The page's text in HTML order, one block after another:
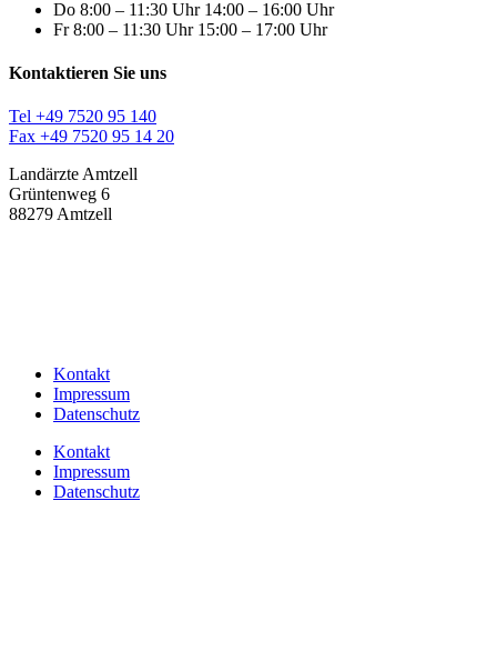
Do 8:00 – 11:30 Uhr 14:00 – 16:00 Uhr
Fr 8:00 – 11:30 Uhr 15:00 – 17:00 Uhr
Kontaktieren Sie uns
Tel +49 7520 95 140
Fax +49 7520 95 14 20
Landärzte Amtzell
Grüntenweg 6
88279 Amtzell
Kontakt
Impressum
Datenschutz
Kontakt
Impressum
Datenschutz